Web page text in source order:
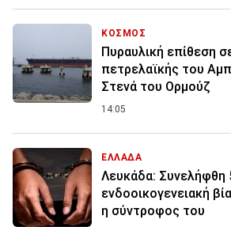
ΚΟΣΜΟΣ
Πυραυλική επίθεση
πετρελαϊκής του
Στενά του Ορμούζ
14:05
ΕΛΛΑΔΑ
Λευκάδα: Συνελήφθη
ενδοοικογενειακή
η σύντροφος του